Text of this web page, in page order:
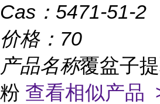
Cas： 5471-51-2
价格： 70
产品名称覆盆子
粉 查看相似产品